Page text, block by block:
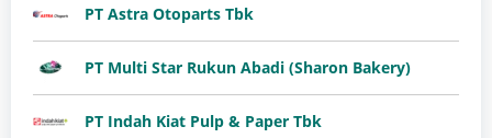
PT Astra Otoparts Tbk
PT Multi Star Rukun Abadi (Sharon Bakery)
PT Indah Kiat Pulp & Paper Tbk